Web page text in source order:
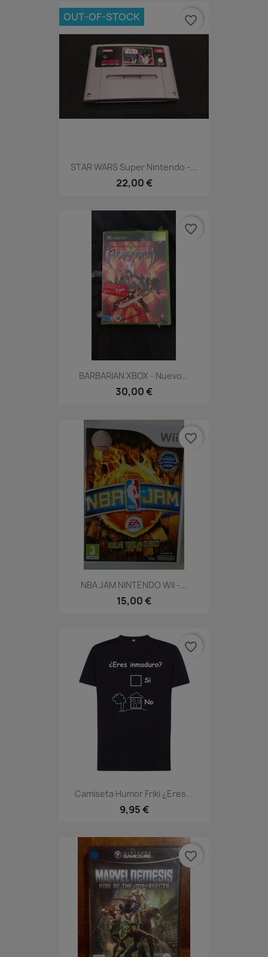
STAR WARS Super Nintendo -...
22,00 €
OUT-OF-STOCK favorite_border
BARBARIAN XBOX - Nuevo...
30,00 €
favorite_border
NBA JAM NINTENDO WII -...
15,00 €
favorite_border
Camiseta Humor Friki ¿Eres...
9,95 €
favorite_border
favorite_border